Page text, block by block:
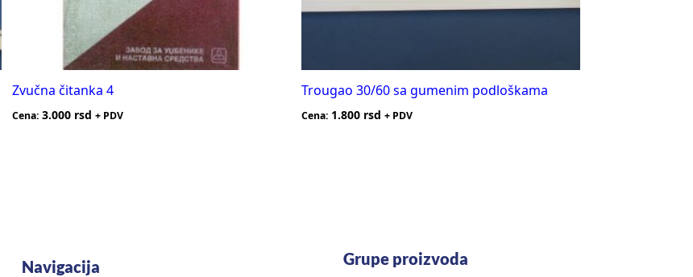
Zvučna čitanka 4
Cena: 3.000 rsd + PDV
Trougao 30/60 sa gumenim podloškama
Cena: 1.800 rsd + PDV
Navigacija Grupe proizvoda